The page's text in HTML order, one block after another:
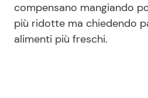
compensano mangiando
più ridotte ma chiedendo
alimenti più freschi.